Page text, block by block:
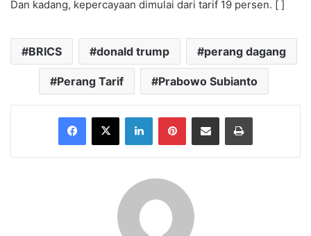
Dan kadang, kepercayaan dimulai dari tarif 19 persen. [ ]
BRICS donald trump perang dagang
Perang Tarif Prabowo Subianto
Facebook
X LinkedInPinterestShare via Email Print